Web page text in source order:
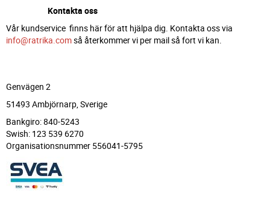
Kontakta oss
Vår kundservice finns här för att hjälpa dig. Kontakta oss via
info@ratrika.comså återkommer vi per mail så fort vi kan.
Genvägen 2
51493 Ambjörnarp, Sverige
Bankgiro: 840-5243
Swish: 123 539 6270
Organisationsnummer 556041-5795